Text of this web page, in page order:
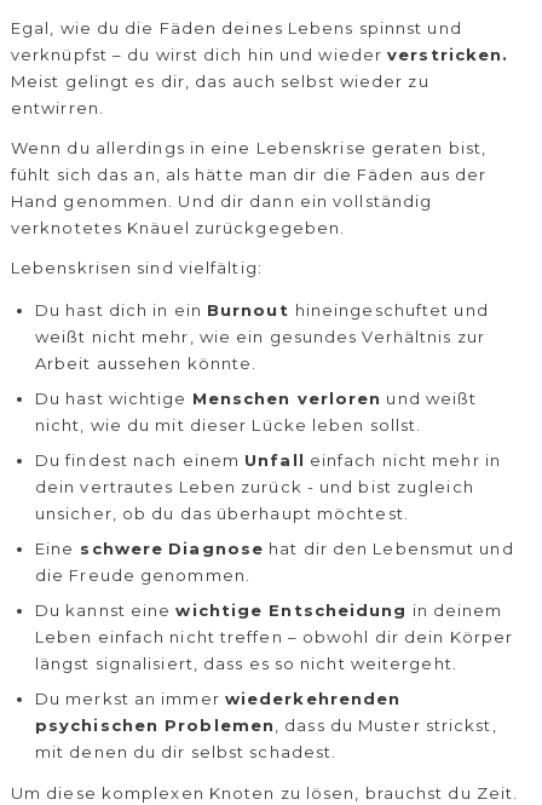
Egal, wie du die Fäden deines Lebens spinnst und
verknüpfst – du wirst dich hin und wiederverstricken.
Meist gelingt es dir, das auch selbst wieder zu
entwirren.
Wenn du allerdings in eine Lebenskrise geraten bist,
fühlt sich das an, als hätte man dir die Fäden aus der
Hand genommen. Und dir dann ein vollständig
verknotetes Knäuel zurückgegeben.
Lebenskrisen sind vielfältig:
Du hast dich in ein Burnout hineingeschuftet und
weißt nicht mehr, wie ein gesundes Verhältnis zur
Arbeit aussehen könnte.
Du hast wichtige Menschen verloren und weißt
nicht, wie du mit dieser Lücke leben sollst.
Du findest nach einem Unfall einfach nicht mehr in
dein vertrautes Leben zurück - und bist zugleich
unsicher, ob du das überhaupt möchtest.
Eine schwere Diagnose hat dir den Lebensmut und
die Freude genommen.
Du kannst einewichtige Entscheidung in deinem
Leben einfach nicht treffen – obwohl dir dein Körper
längst signalisiert, dass es so nicht weitergeht.
Du merkst an immer wiederkehrenden
psychischen Problemen, dass du Muster strickst,
mit denen du dir selbst schadest.
Um diese komplexen Knoten zu lösen, brauchst du Zeit.